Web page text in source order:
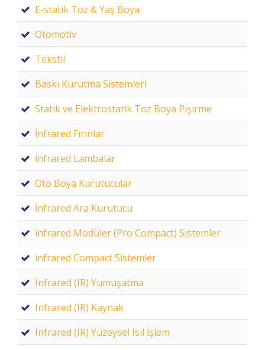
E-statik Toz & Yaş Boya
Otomotiv
Tekstil
Baskı Kurutma Sistemleri
Statik ve Elektrostatik Toz Boya Pişirme
İnfrared Fırınlar
İnfrared Lambalar
Oto Boya Kurutucular
İnfrared Ara Kurutucu
infrared Modüler (Pro Compact) Sistemler
infrared Compact Sistemler
Infrared (IR) Yumuşatma
Infrared (IR) Kaynak
Infrared (IR) Yüzeysel Isıl İşlem